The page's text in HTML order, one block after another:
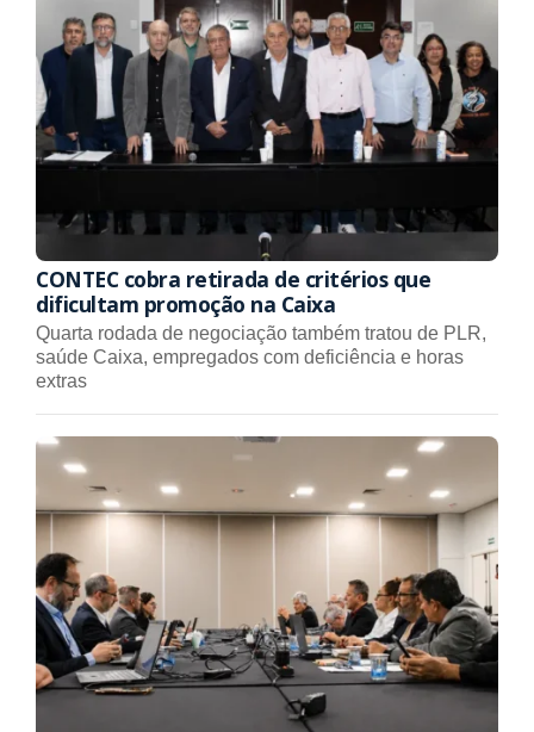
CONTEC cobra retirada de critérios que
dificultam promoção na Caixa
Quarta rodada de negociação também tratou de PLR,
saúde Caixa, empregados com deficiência e horas
extras